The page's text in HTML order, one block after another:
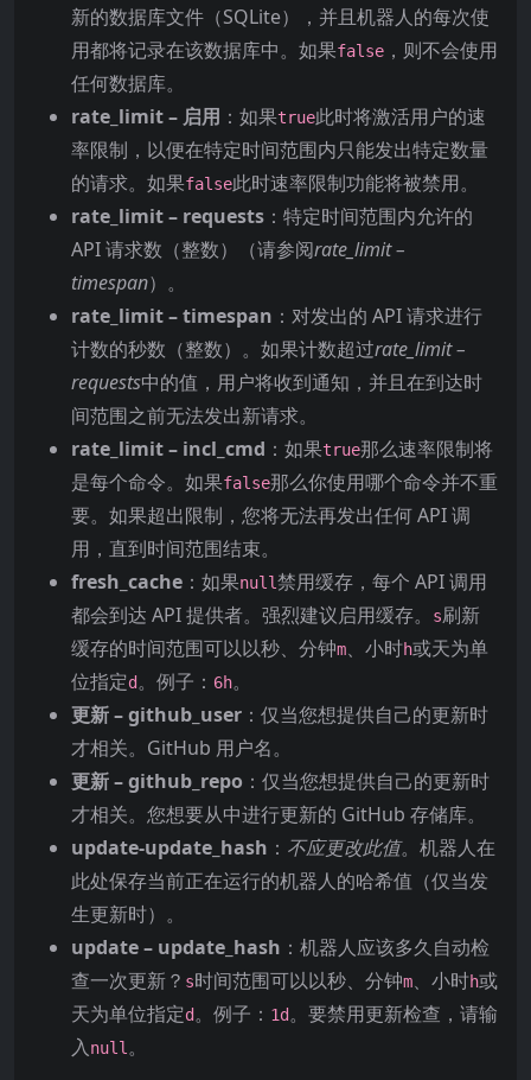
新的数据库文件（SQLite），并且机器人的每次使
用都将记录在该数据库中。如果false ，则不会使用
任何数据库。
rate_limit – 启用 ：如果true此时将激活用户的速
率限制，以便在特定时间范围内只能发出特定数量
的请求。如果false此时速率限制功能将被禁用。
rate_limit – requests ：特定时间范围内允许的
API 请求数（整数）（请参阅rate_limit –
timespan）。
rate_limit – timespan ：对发出的 API 请求进行
计数的秒数（整数）。如果计数超过rate_limit –
requests中的值，用户将收到通知，并且在到达时
间范围之前无法发出新请求。
rate_limit – incl_cmd ：如果true那么速率限制将
是每个命令。如果false那么你使用哪个命令并不重
要。如果超出限制，您将无法再发出任何 API 调
用，直到时间范围结束。
fresh_cache ：如果null禁用缓存，每个 API 调用
都会到达 API 提供者。强烈建议启用缓存。
s刷新
缓存的时间范围可以以秒、分钟m、小时h或天为单
位指定d。例子： 6h。
更新 – github_user ：仅当您想提供自己的更新时
才相关。GitHub 用户名。
更新 – github_repo ：仅当您想提供自己的更新时
才相关。您想要从中进行更新的 GitHub 存储库。
update-update_hash ： 不应更改此值。机器人在
此处保存当前正在运行的机器人的哈希值（仅当发
生更新时）。
update – update_hash ：机器人应该多久自动检
查一次更新？ s时间范围可以以秒、分钟m、小时h或
天为单位指定d。例子： 1d。要禁用更新检查，请输
入 null 。